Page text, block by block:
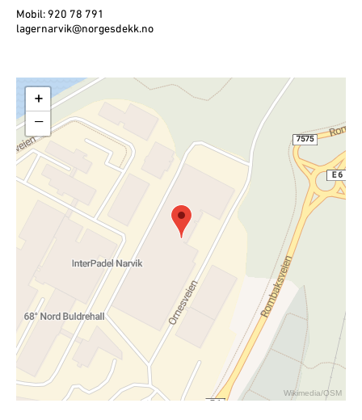
Mobil: 920 78 791
lagernarvik@norgesdekk.no
+
−
Wikimedia/OSM